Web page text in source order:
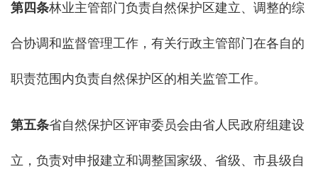
第四条林业主管部门负责自然保护区建立、调整的综
合协调和监督管理工作，有关行政主管部门在各自的
职责范围内负责自然保护区的相关监管工作。
第五条省自然保护区评审委员会由省人民政府组建设
立，负责对申报建立和调整国家级、省级、市县级自